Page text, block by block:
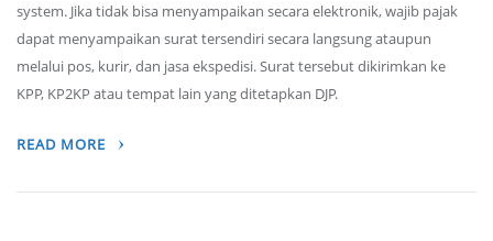
system. Jika tidak bisa menyampaikan secara elektronik, wajib pajak
dapat menyampaikan surat tersendiri secara langsung ataupun
melalui pos, kurir, dan jasa ekspedisi. Surat tersebut dikirimkan ke
KPP, KP2KP atau tempat lain yang ditetapkan DJP.
READ MORE